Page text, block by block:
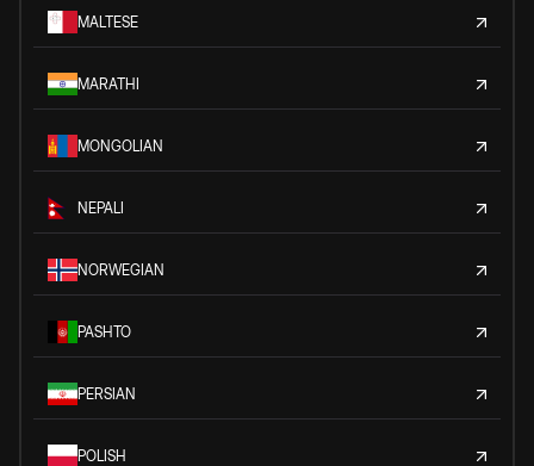
MALTESE
MARATHI
MONGOLIAN
NEPALI
NORWEGIAN
PASHTO
PERSIAN
POLISH